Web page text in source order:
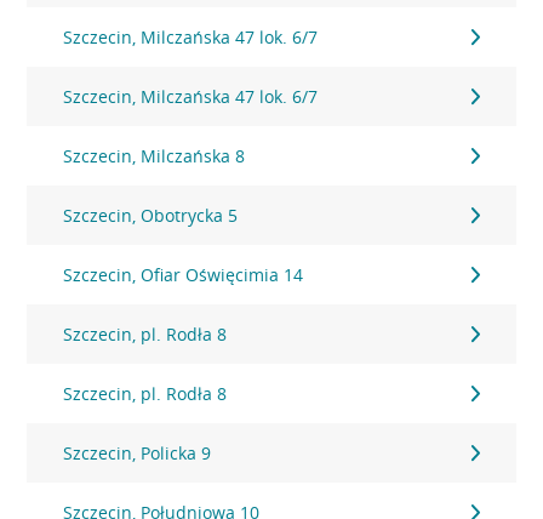
Szczecin, Milczańska 47 lok. 6/7
Szczecin, Milczańska 47 lok. 6/7
Szczecin, Milczańska 8
Szczecin, Obotrycka 5
Szczecin, Ofiar Oświęcimia 14
Szczecin, pl. Rodła 8
Szczecin, pl. Rodła 8
Szczecin, Policka 9
Szczecin, Południowa 10